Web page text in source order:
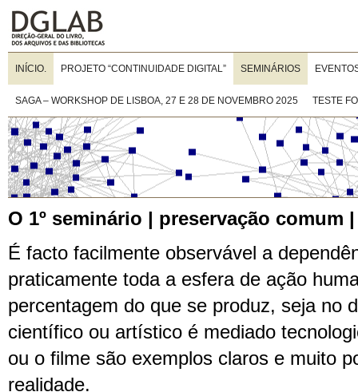
INÍCIO. PROJETO “CONTINUIDADE DIGITAL” SEMINÁRIOS
SAGA – WORKSHOP DE LISBOA, 27 E 28 DE NOVEMBRO 2025 TESTE
O 1º seminário | preservação
É facto facilmente observável a
praticamente toda a esfera de ação
percentagem do que se produz, seja no
científico ou artístico é mediado
ou o filme são exemplos claros e muito
realidade.